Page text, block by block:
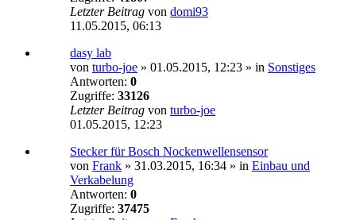
Letzter Beitrag von domi93
11.05.2015, 06:13
dasy lab
von turbo-joe » 01.05.2015, 12:23 » in Sonstiges
Antworten: 0
Zugriffe: 33126
Letzter Beitrag von turbo-joe
01.05.2015, 12:23
Stecker für Bosch Nockenwellensensor
von Frank » 31.03.2015, 16:34 » in Einbau und
Verkabelung
Antworten: 0
Zugriffe: 37475